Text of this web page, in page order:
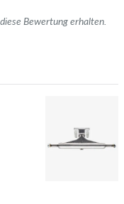
Bewertung erhalten.